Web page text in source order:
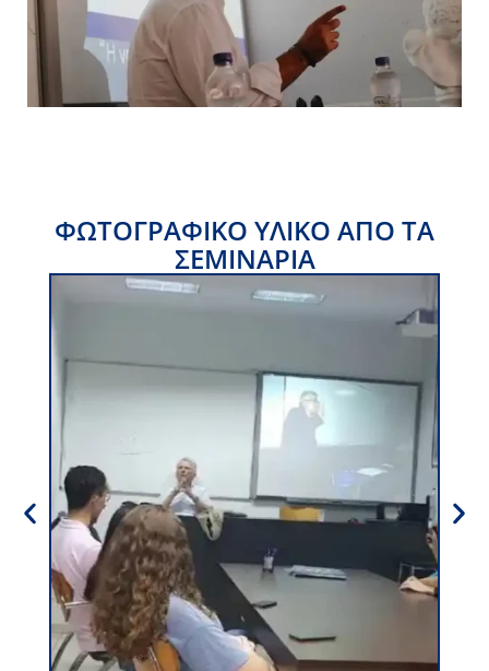
ΦΩΤΟΓΡΑΦΙΚΌ ΥΛΙΚΌ ΑΠΟ ΤΑ
ΣΕΜΙΝΑΡΙΑ